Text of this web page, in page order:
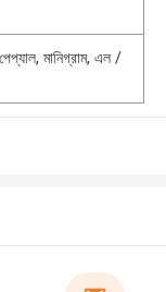
মানিগ্রাম, এল /